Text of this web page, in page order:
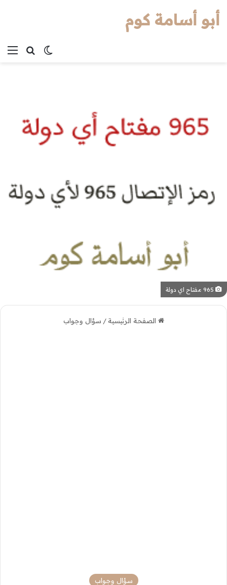
بحثالوضع
أبو أسامة كوم
الصفحة الرئيسية / سؤال وجواب
سؤال وجواب